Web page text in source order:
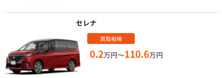
セレナ
買取相場
0.2万円～110.6万円